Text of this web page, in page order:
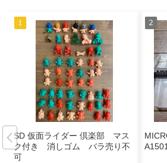
SD 仮面ライダー 倶楽部 マス
ク付き 消しゴム バラ売り不
可